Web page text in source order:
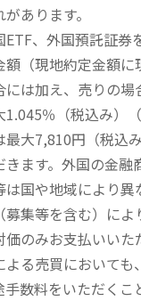
あります。
、外国預託証券
額（現地約定金額に
には加え、売りの場
1.045％（税込み）
最大7,810円（税込
きます。外国の金融
は国や地域により異
集等を含む）によ
価のみお支払いいた
よる売買においても
手数料をいただくこ